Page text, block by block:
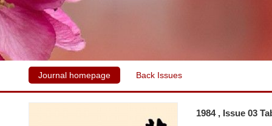
Journal homepage Back Issues
1984 , Issue 03